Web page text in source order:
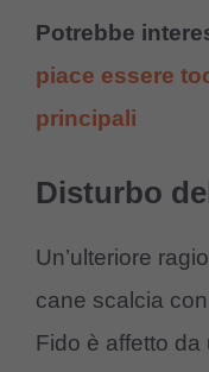
Potrebbe
piace essere
principali
Disturbo
Un’ulteriore
cane scalcia
Fido è affetto da